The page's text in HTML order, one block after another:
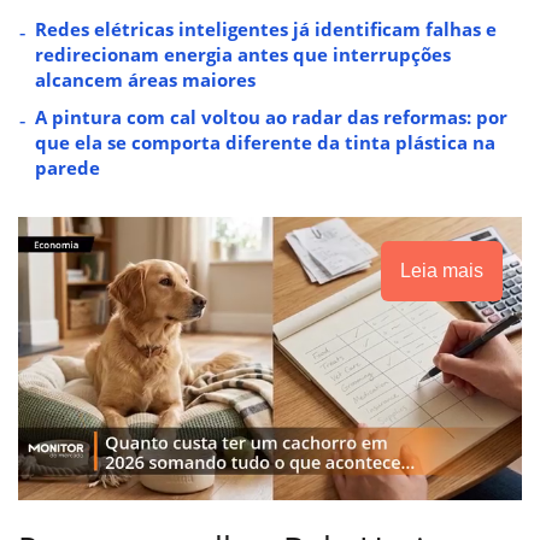
Redes elétricas inteligentes já identificam falhas e
redirecionam energia antes que interrupções
alcancem áreas maiores
A pintura com cal voltou ao radar das reformas: por
que ela se comporta diferente da tinta plástica na
parede
Leia mais